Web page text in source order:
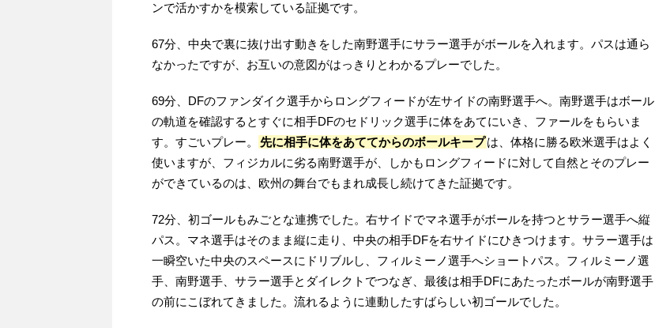
ンで活かすかを模索している証拠です。
67分、中央で裏に抜け出す動きをした南野選手にサラー選手がボールを入れます。パスは通ら
なかったですが、お互いの意図がはっきりとわかるプレーでした。
69分、DFのファンダイク選手からロングフィードが左サイドの南野選手へ。南野選手はボール
の軌道を確認するとすぐに相手DFのセドリック選手に体をあてにいき、ファールをもらいま
す。すごいプレー。
先に相手に体をあててからのボールキープは、体格に勝る欧米選手はよく
使いますが、フィジカルに劣る南野選手が、しかもロングフィードに対して自然とそのプレー
ができているのは、欧州の舞台でもまれ成長し続けてきた証拠です。
72分、初ゴールもみごとな連携でした。右サイドでマネ選手がボールを持つとサラー選手へ縦
パス。マネ選手はそのまま縦に走り、中央の相手DFを右サイドにひきつけます。サラー選手は
一瞬空いた中央のスペースにドリブルし、フィルミーノ選手へショートパス。フィルミーノ選
手、南野選手、サラー選手とダイレクトでつなぎ、最後は相手DFにあたったボールが南野選手
の前にこぼれてきました。流れるように連動したすばらしい初ゴールでした。